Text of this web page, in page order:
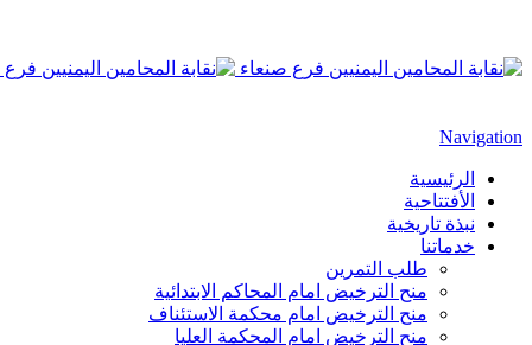
Navigation
الرئيسية
الأفتتاحية
نبذة تاريخية
خدماتنا
طلب التمرين
منح الترخيض امام المحاكم الابتدائية
منح الترخيض امام محكمة الاستئناف
منح الترخيض امام المحكمة العليا